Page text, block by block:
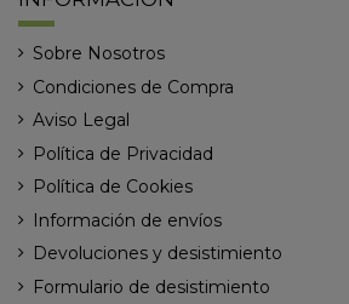
Sobre Nosotros
Condiciones de Compra
Aviso Legal
Política de Privacidad
Política de Cookies
Información de envíos
Devoluciones y desistimiento
Formulario de desistimiento